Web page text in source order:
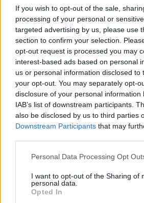
If you wish to opt-out of the sale,
processing of your personal or
targeted advertising by us, please use
section to confirm your selection.
opt-out request is processed you may
interest-based ads based on personal
us or personal information disclosed to
your opt-out. You may separately opt-
disclosure of your personal information
IAB’s list of downstream participants.
also be disclosed by us to third parties
Downstream Participants that may
Please note that this website/app uses
not limited to your visit or usage
grant or deny consent to Google and
use your data for below specified
Personal Data Processing Opt
I want to opt-out of the Sharing of
personal data.
Opted In
Meccs Center
Leeds Unitedvs
United
Croke Park, Dublin
1 nap 21 óra 49 perc 3 másodperc